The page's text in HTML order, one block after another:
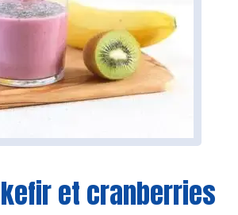
et cranberries